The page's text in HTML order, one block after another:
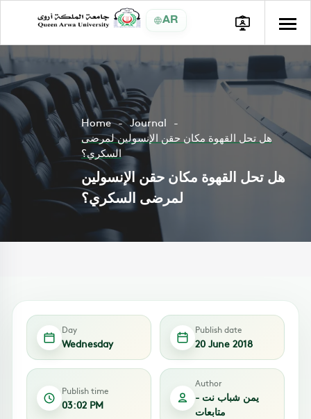
AR
Home
Journal
هل تحل القهوة مكان حقن الإنسولين لمرضى
السكري؟
هل تحل القهوة مكان حقن الإنسولين
لمرضى السكري؟
Day
Wednesday
Publish date
20 June 2018
Publish time
03:02 PM
Author
يمن شباب نت -
متابعات